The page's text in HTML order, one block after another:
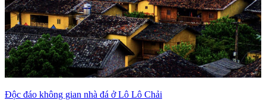
Độc đáo không gian nhà đá ở Lô Lô Chải